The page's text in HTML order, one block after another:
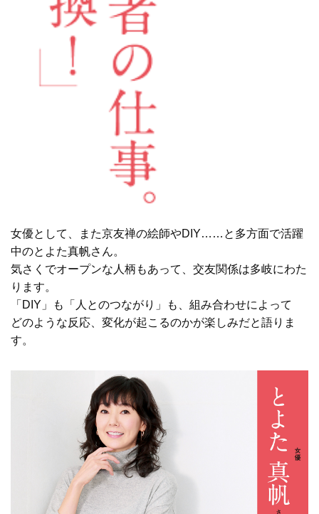
女優として、また京友禅の絵師やDIY……と多方面で活躍
中のとよた真帆さん。
気さくでオープンな人柄もあって、交友関係は多岐にわた
ります。
「DIY」も「人とのつながり」も、組み合わせによって
どのような反応、変化が起こるのかが楽しみだと語りま
す。